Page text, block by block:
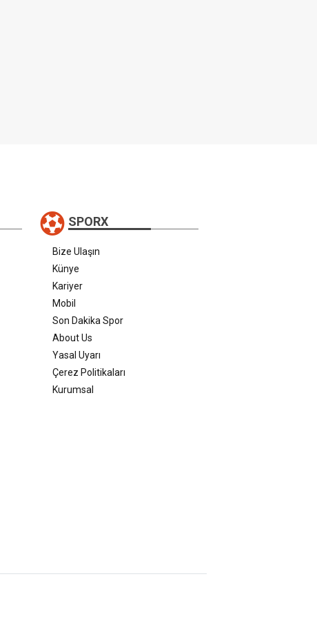
SPORX
Bize Ulaşın
Künye
Kariyer
Mobil
Son Dakika Spor
About Us
Yasal Uyarı
Çerez Politikaları
Kurumsal